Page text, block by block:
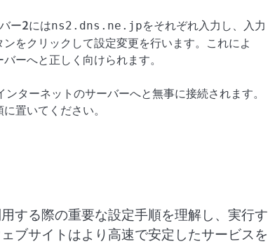
ー2にはns2.dns.ne.jpをそれぞれ入力し、入力
をクリックして設定変更を行います。これによ
ーへと正しく向けられます。
ターネットのサーバーへと無事に接続されます。
置いてください。
する際の重要な設定手順を理解し、実行す
ブサイトはより高速で安定したサービスを